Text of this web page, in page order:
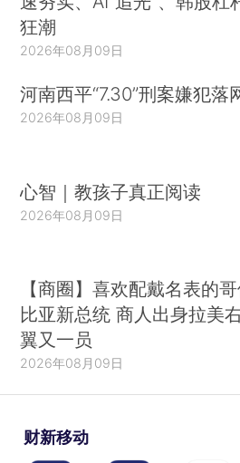
狂潮
2026年08月09日
河南西平“7.30”刑案嫌犯落
2026年08月09日
心智｜教孩子真正阅读
2026年08月09日
【商圈】喜欢配戴名表的
比亚新总统 商人出身拉美
翼又一员
2026年08月09日
财新移动